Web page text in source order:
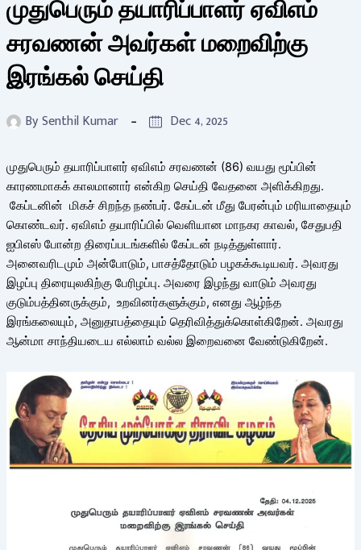
முதுபெரும் தயாரிப்பாளர் ஏவிஎம்
சரவணன் அவர்கள் மறைவிற்கு
இரங்கல் செய்தி
BySenthil Kumar Dec 4, 2025
முதுபெரும் தயாரிப்பாளர் ஏவிஎம் சரவணன் (86) வயது மூப்பின்
காரணமாகக் காலமானார் என்கிற செய்தி வேதனை அளிக்கிறது.
கேப்டனின் மிகச் சிறந்த நண்பர். கேப்டன் மீது பேரன்பும் மரியாதையும்
கொண்டவர். ஏவிஎம் தயாரிப்பில் வெளியான மாநகர காவல், சேதுபதி
ஐபிஎஸ் போன்ற திரைப்படங்களில் கேப்டன் நடித்துள்ளார்.
அனைவரிடமும் அன்போடும், பாசத்தோடும் பழகக்கூடியவர். அவரது
இழப்பு திரையுலகிற்கு பேரிழப்பு. அவரை இழந்து வாடும் அவரது
குடும்பத்தினருக்கும், உறவினர்களுக்கும், எனது ஆழ்ந்த
இரங்கலையும், அனுதாபத்தையும் தெரிவித்துக்கொள்கிறேன். அவரது
ஆன்மா சாந்தியடைய எல்லாம் வல்ல இறைவனை வேண்டுகிறேன்.